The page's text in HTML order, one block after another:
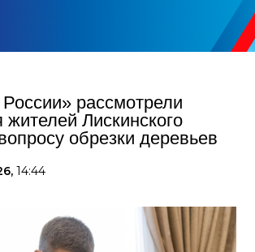
рассмотрели
Лискинского
обрезки деревьев
14:44